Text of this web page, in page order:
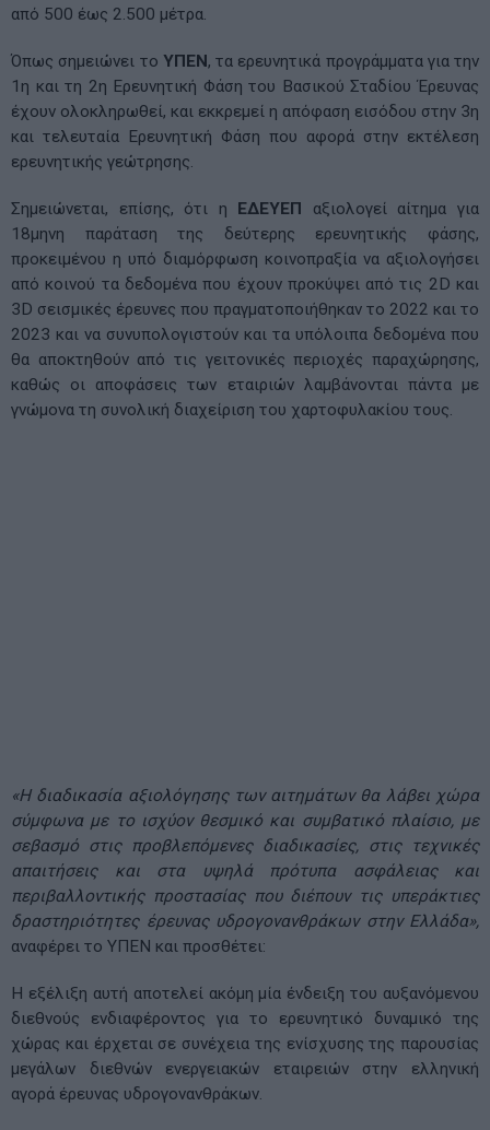
από 500 έως 2.500 μέτρα.
Όπως σημειώνει το ΥΠΕΝ, τα ερευνητικά προγράμματα για την
1η και τη 2η Ερευνητική Φάση του Βασικού Σταδίου Έρευνας
έχουν ολοκληρωθεί, και εκκρεμεί η απόφαση εισόδου στην 3η
και τελευταία Ερευνητική Φάση που αφορά στην εκτέλεση
ερευνητικής γεώτρησης.
Σημειώνεται, επίσης, ότι η ΕΔΕΥΕΠ αξιολογεί αίτημα για
18μηνη παράταση της δεύτερης ερευνητικής φάσης,
προκειμένου η υπό διαμόρφωση κοινοπραξία να αξιολογήσει
από κοινού τα δεδομένα που έχουν προκύψει από τις 2D και
3D σεισμικές έρευνες που πραγματοποιήθηκαν το 2022 και το
2023 και να συνυπολογιστούν και τα υπόλοιπα δεδομένα που
θα αποκτηθούν από τις γειτονικές περιοχές παραχώρησης,
καθώς οι αποφάσεις των εταιριών λαμβάνονται πάντα με
γνώμονα τη συνολική διαχείριση του χαρτοφυλακίου τους.
«Η διαδικασία αξιολόγησης των αιτημάτων θα λάβει χώρα
σύμφωνα με το ισχύον θεσμικό και συμβατικό πλαίσιο, με
σεβασμό στις προβλεπόμενες διαδικασίες, στις τεχνικές
απαιτήσεις και στα υψηλά πρότυπα ασφάλειας και
περιβαλλοντικής προστασίας που διέπουν τις υπεράκτιες
δραστηριότητες έρευνας υδρογονανθράκων στην Ελλάδα»,
αναφέρει το ΥΠΕΝ και προσθέτει:
Η εξέλιξη αυτή αποτελεί ακόμη μία ένδειξη του αυξανόμενου
διεθνούς ενδιαφέροντος για το ερευνητικό δυναμικό της
χώρας και έρχεται σε συνέχεια της ενίσχυσης της παρουσίας
μεγάλων διεθνών ενεργειακών εταιρειών στην ελληνική
αγορά έρευνας υδρογονανθράκων.